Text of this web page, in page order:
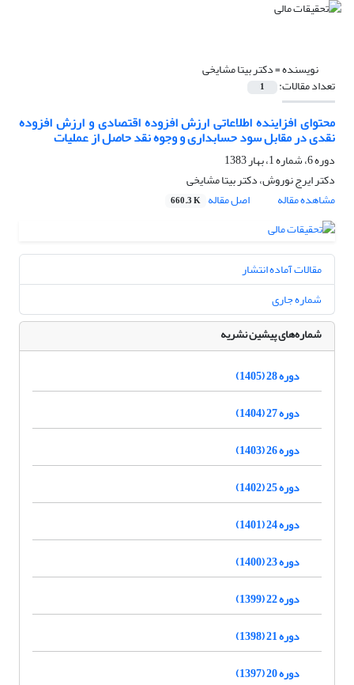
نویسنده =دکتر بیتا مشایخی
تعداد مقالات: 1
محتوای افزاینده اطلاعاتی ارزش افزوده اقتصادی و ارزش افزوده
نقدی در مقابل سود حسابداری و وجوه نقد حاصل از عملیات
دوره 6، شماره 1، بهار 1383
دکتر ایرج نوروش، دکتر بیتا مشایخی
مشاهده مقاله
اصل مقاله 660.3 K
مقالات آماده انتشار
شماره جاری
شماره‌های پیشین نشریه
دوره 28 (1405)
دوره 27 (1404)
دوره 26 (1403)
دوره 25 (1402)
دوره 24 (1401)
دوره 23 (1400)
دوره 22 (1399)
دوره 21 (1398)
دوره 20 (1397)